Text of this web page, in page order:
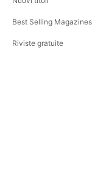
Best Selling Magazines
Riviste gratuite